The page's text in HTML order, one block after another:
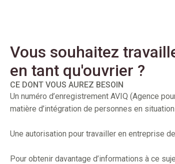
Vous souhaitez
en tant qu'ouvrier ?
CE DONT VOUS AUREZ BESOIN
Un numéro d’enregistrement AVIQ (Agence
matière d’intégration de personnes en
Une autorisation pour travailler en entreprise
Pour obtenir davantage d’informations à ce